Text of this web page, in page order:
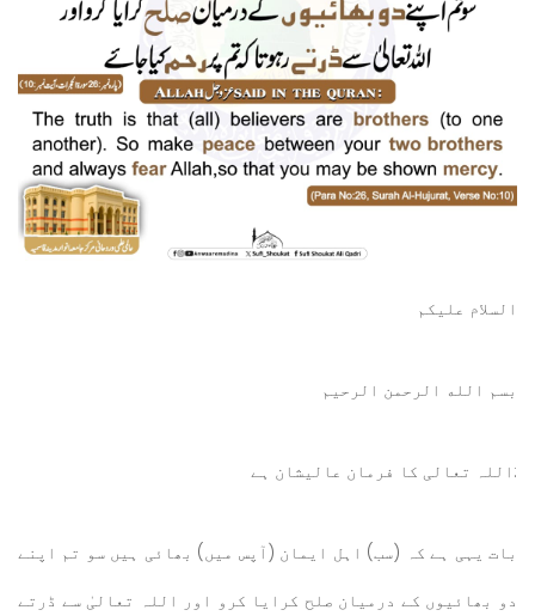
السلام علیکم
بسم الله الرحمن الرحيم
:اللہ تعالی کا فرمان عالیشان ہے
بات یہی ہے کہ (سب) اہل ایمان (آپس میں) بھائی ہیں سو تم اپنے
دو بھائیوں کے درمیان صلح کرایا کرو اور اللہ تعالیٰ سے ڈرتے